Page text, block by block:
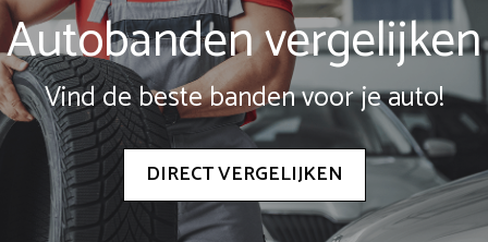
Autobanden vergelijken
Vind de beste banden voor je auto!
DIRECT VERGELIJKEN